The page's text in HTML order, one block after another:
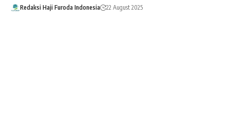
Redaksi Haji Furoda Indonesia 22 August 2025